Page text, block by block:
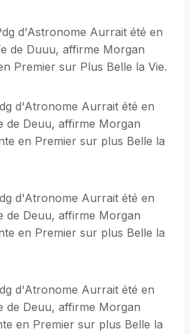
d'Astronome Aurrait été en
de Duuu, affirme Morgan
Premier sur Plus Belle la Vie.
d'Atronome Aurrait été en
de Deuu, affirme Morgan
en Premier sur plus Belle la
d'Atronome Aurrait été en
de Deuu, affirme Morgan
en Premier sur plus Belle la
d'Atronome Aurrait été en
de Deuu, affirme Morgan
en Premier sur plus Belle la